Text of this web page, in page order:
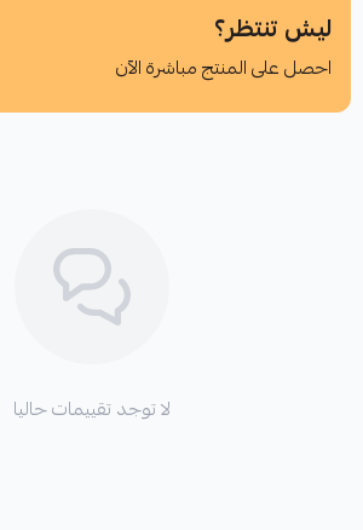
ليش تنتظر؟
احصل على المنتج مباشرة الآن
اطلب المنتج
لا توجد تقييمات حاليا